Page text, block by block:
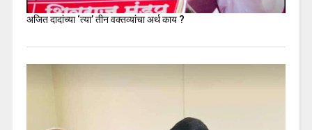
अजित दादांच्या ‘त्या’ तीन वक्तव्यांचा अर्थ काय ?